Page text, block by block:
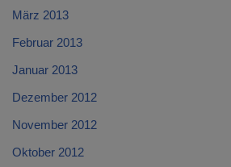
März 2013
Februar 2013
Januar 2013
Dezember 2012
November 2012
Oktober 2012